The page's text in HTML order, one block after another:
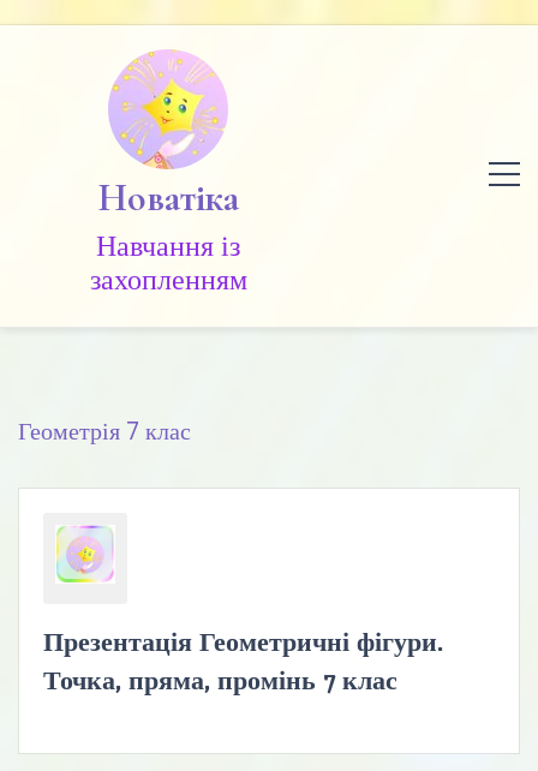
Новатіка
Навчання із
захопленням
Геометрія 7 клас
Презентація Геометричні фігури.
Точка, пряма, промінь 7 клас